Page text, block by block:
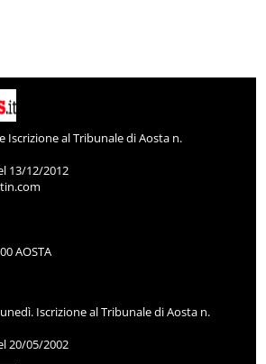
Iscrizione al Tribunale di Aosta n.
13/12/2012
AOSTA
Iscrizione al Tribunale di Aosta n.
20/05/2002